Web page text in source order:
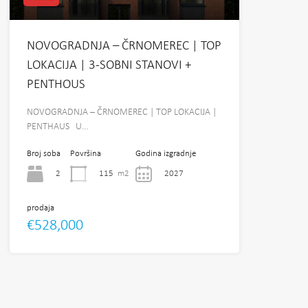
NOVOGRADNJA – ČRNOMEREC | TOP
LOKACIJA | 3-SOBNI STANOVI +
PENTHOUS
NOVOGRADNJA – ČRNOMEREC | TOP LOKACIJA |
PENTHAUS U…
Broj soba
2
Površina
115 m2
Godina izgradnje
2027
prodaja
€528,000